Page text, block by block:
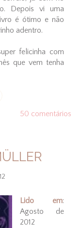
Depois vi uma
é ótimo e não
adentro.
felicinha com
que vem tenha
50 comentários
Lido em:
Agosto de
2012